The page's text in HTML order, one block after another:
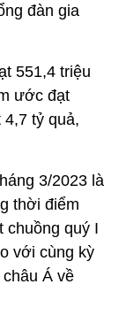
đàn gia
551,4 triệu
ước đạt
tỷ quả,
3/2023 là
thời điểm
chuồng quý I
với cùng kỳ
Á về